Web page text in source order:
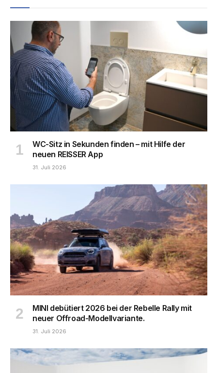
WC-Sitz in Sekunden finden – mit Hilfe der
neuen REISSER App
31. Juli 2026
MINI debütiert 2026 bei der Rebelle Rally mit
neuer Offroad-Modellvariante.
31. Juli 2026